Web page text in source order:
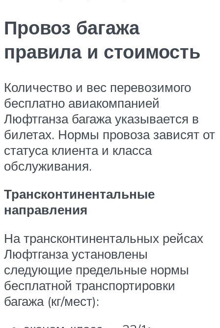
Провоз багажа
правила и стоимость
Количество и вес перевозимого
бесплатно авиакомпанией
Люфтганза багажа указывается в
билетах. Нормы провоза зависят от
статуса клиента и класса
обслуживания.
Трансконтинентальные
направления
На трансконтинентальных рейсах
Люфтганза установлены
следующие предельные нормы
бесплатной транспортировки
багажа (кг/мест):